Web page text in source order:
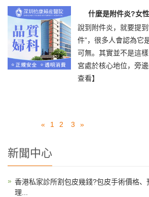
什麼是附件炎?女
說到附件炎，就要提到
件”，很多人會認為它
可無。其實並不是這
宮處於核心地位，旁邊
查看】
« 1 2 3 »
新聞中心
香港私家診所割包皮幾錢?包皮手術價格
理...